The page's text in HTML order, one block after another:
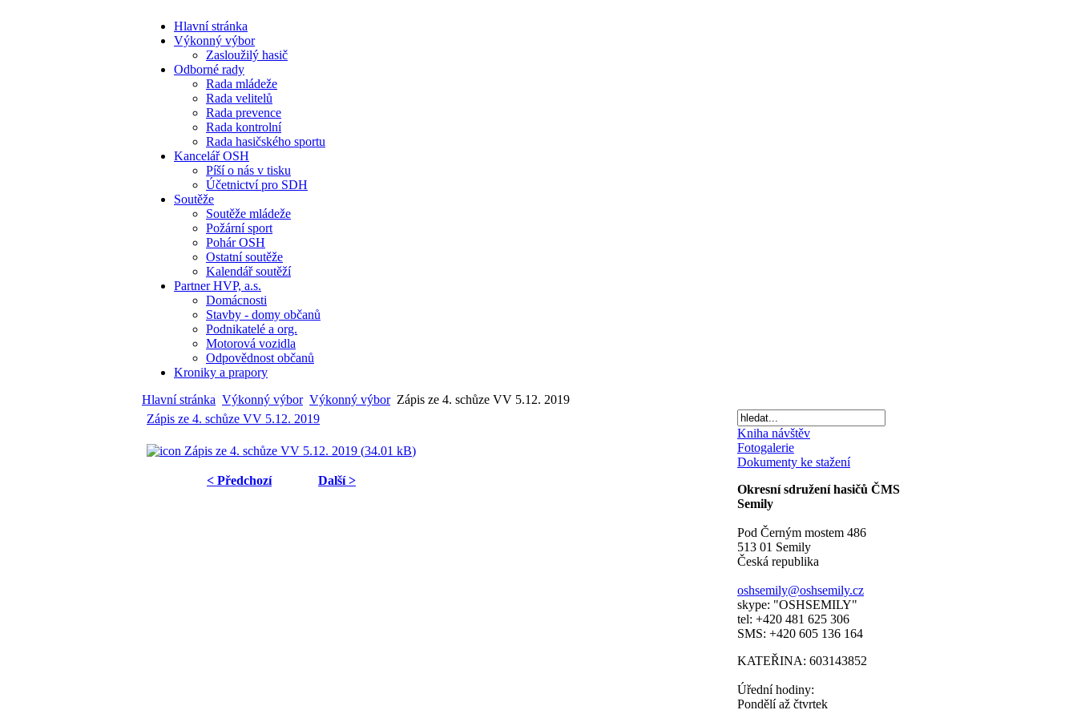
Hlavní stránka
Výkonný výbor
Zasloužilý hasič
Odborné rady
Rada mládeže
Rada velitelů
Rada prevence
Rada kontrolní
Rada hasičského sportu
Kancelář OSH
Píší o nás v tisku
Účetnictví pro SDH
Soutěže
Soutěže mládeže
Požární sport
Pohár OSH
Ostatní soutěže
Kalendář soutěží
Partner HVP, a.s.
Domácnosti
Stavby - domy občanů
Podnikatelé a org.
Motorová vozidla
Odpovědnost občanů
Kroniky a prapory
Hlavní stránka Výkonný výbor Výkonný výbor Zápis ze 4. schůze VV 5.12. 2019
Zápis ze 4. schůze VV 5.12. 2019
Zápis ze 4. schůze VV 5.12. 2019 (34.01 kB)
< Předchozí Další >
Kniha návštěv
Fotogalerie
Dokumenty ke stažení
Okresní sdružení hasičů ČMS
Semily
Pod Černým mostem 486
513 01 Semily
Česká republika
oshsemily@oshsemily.cz
skype: "OSHSEMILY"
tel: +420 481 625 306
SMS: +420 605 136 164
KATEŘINA: 603143852
Úřední hodiny:
Pondělí až čtvrtek